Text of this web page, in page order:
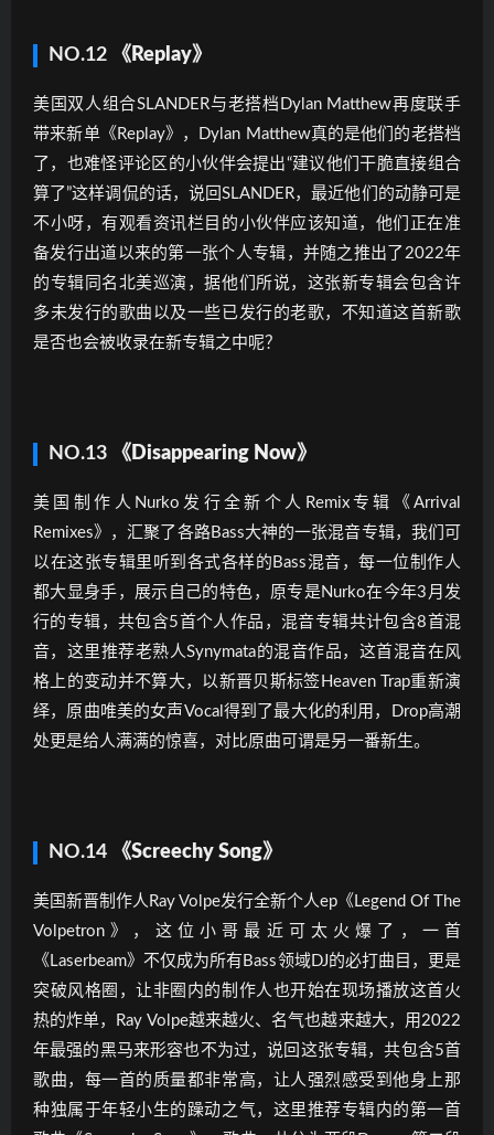
NO.12 《Replay》
美国双人组合SLANDER与老搭档Dylan Matthew再度联手
带来新单《Replay》，Dylan Matthew真的是他们的老搭档
了，也难怪评论区的小伙伴会提出“建议他们干脆直接组合
算了”这样调侃的话，说回SLANDER，最近他们的动静可是
不小呀，有观看资讯栏目的小伙伴应该知道，他们正在准
备发行出道以来的第一张个人专辑，并随之推出了2022年
的专辑同名北美巡演，据他们所说，这张新专辑会包含许
多未发行的歌曲以及一些已发行的老歌，不知道这首新歌
是否也会被收录在新专辑之中呢？
NO.13 《Disappearing Now》
美国制作人Nurko发行全新个人Remix专辑《Arrival
Remixes》，汇聚了各路Bass大神的一张混音专辑，我们可
以在这张专辑里听到各式各样的Bass混音，每一位制作人
都大显身手，展示自己的特色，原专是Nurko在今年3月发
行的专辑，共包含5首个人作品，混音专辑共计包含8首混
音，这里推荐老熟人Synymata的混音作品，这首混音在风
格上的变动并不算大，以新晋贝斯标签Heaven Trap重新演
绎，原曲唯美的女声Vocal得到了最大化的利用，Drop高潮
处更是给人满满的惊喜，对比原曲可谓是另一番新生。
NO.14 《Screechy Song》
美国新晋制作人Ray Volpe发行全新个人ep《Legend Of The
Volpetron》，这位小哥最近可太火爆了，一首
《Laserbeam》不仅成为所有Bass领域DJ的必打曲目，更是
突破风格圈，让非圈内的制作人也开始在现场播放这首火
热的炸单，Ray Volpe越来越火、名气也越来越大，用2022
年最强的黑马来形容也不为过，说回这张专辑，共包含5首
歌曲，每一首的质量都非常高，让人强烈感受到他身上那
种独属于年轻小生的躁动之气，这里推荐专辑内的第一首